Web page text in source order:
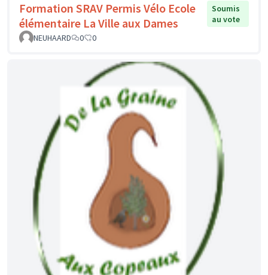
Formation SRAV Permis Vélo Ecole
élémentaire La Ville aux Dames
Soumis
au vote
NEUHAARD
0 0